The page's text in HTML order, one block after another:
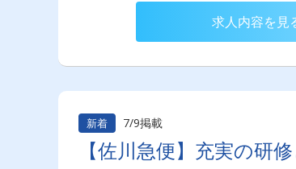
求人内容を見
新着 7/9掲載
【佐川急便】充実の研